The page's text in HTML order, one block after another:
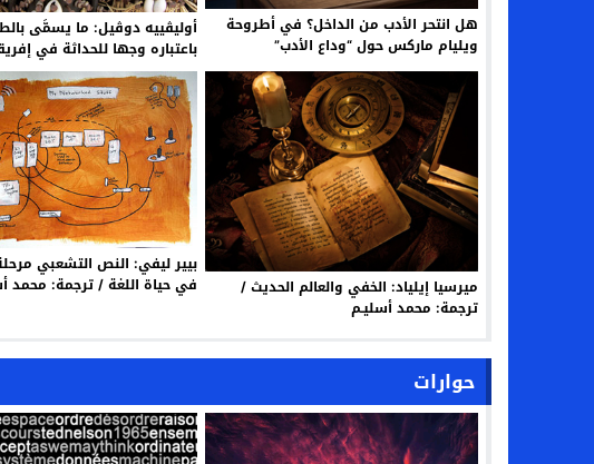
هل انتحر الأدب من الداخل؟ في أطروحة
ويليام ماركس حول “وداع الأدب”
أوليڤييه دوڤيل: ما يسمَّى
باعتباره وجها للحداثة في
م. أسليـم
ميرسيا إيلياد: الخفي والعالم الحديث /
ترجمة: محمد أسليـم
بيير ليفي: النص التشعبي
في حياة اللغة / ترجمة: محمد
حوارات